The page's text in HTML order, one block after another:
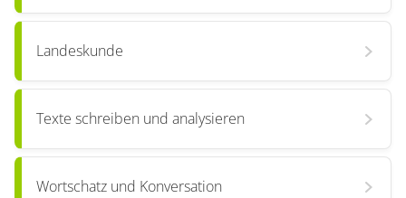
Landeskunde
Texte schreiben und analysieren
Wortschatz und Konversation